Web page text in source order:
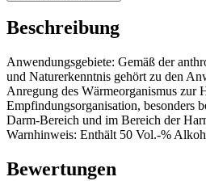
Beschreibung
Anwendungsgebiete: Gemäß der
und Naturerkenntnis gehört zu den
Anregung des Wärmeorganismus zur
Empfindungsorganisation, besonders
Darm-Bereich und im Bereich der
Warnhinweis: Enthält 50 Vol.-%
Bewertungen